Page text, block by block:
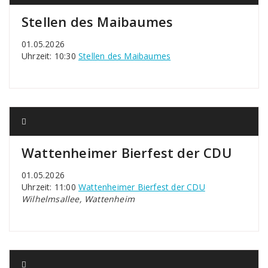
Stellen des Maibaumes
01.05.2026
Uhrzeit: 10:30 Stellen des Maibaumes
Wattenheimer Bierfest der CDU
01.05.2026
Uhrzeit: 11:00 Wattenheimer Bierfest der CDU
Wilhelmsallee, Wattenheim